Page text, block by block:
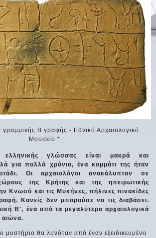
γραμμικής Β γραφής - Εθνικό Αρχαιολογικό
Μουσείο *
γλώσσας είναι μακρά και
για πολλά χρόνια, ένα κομμάτι της ήταν
Οι αρχαιολόγοι ανακάλυπταν σε
της Κρήτης και της ηπειρωτικής
Κνωσό και τις Μυκήνες, πήλινες πινακίδες
Κανείς δεν μπορούσε να τις διαβάσει.
Β', ένα από τα μεγαλύτερα αρχαιολογικά
αιώνα.
μυστήριο θα λυνόταν από έναν εξειδικευμένο